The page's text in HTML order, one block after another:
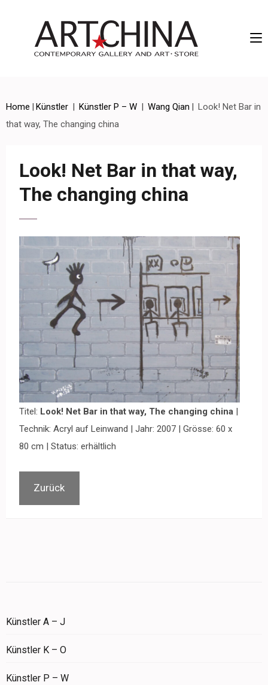
Home | Künstler | Künstler P – W | Wang Qian | Look! Net Bar in
that way, The changing china
Look! Net Bar in that way,
The changing china
Titel: Look! Net Bar in that way, The changing china |
Technik: Acryl auf Leinwand | Jahr: 2007 | Grösse: 60 x
80 cm | Status: erhältlich
Zurück
Künstler A – J
Künstler K – O
Künstler P – W